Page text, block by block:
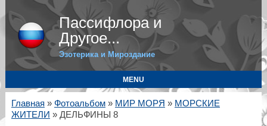
Пассифлора и
Другое...
Эзотерика и Мироздание
MENU
Главная » Фотоальбом» МИР МОРЯ » МОРСКИЕ
ЖИТЕЛИ » ДЕЛЬФИНЫ 8